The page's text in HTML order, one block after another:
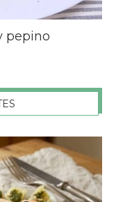
pepino